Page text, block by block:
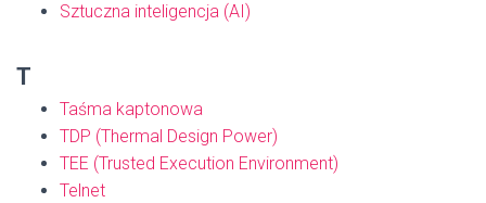
Sztuczna inteligencja (AI)
T
Taśma kaptonowa
TDP (Thermal Design Power)
TEE (Trusted Execution Environment)
Telnet